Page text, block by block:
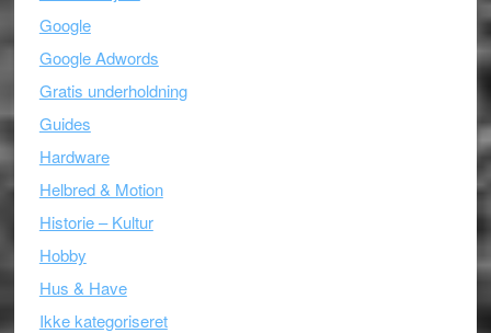
Google
Google Adwords
Gratis underholdning
Guides
Hardware
Helbred & Motion
Historie – Kultur
Hobby
Hus & Have
Ikke kategoriseret